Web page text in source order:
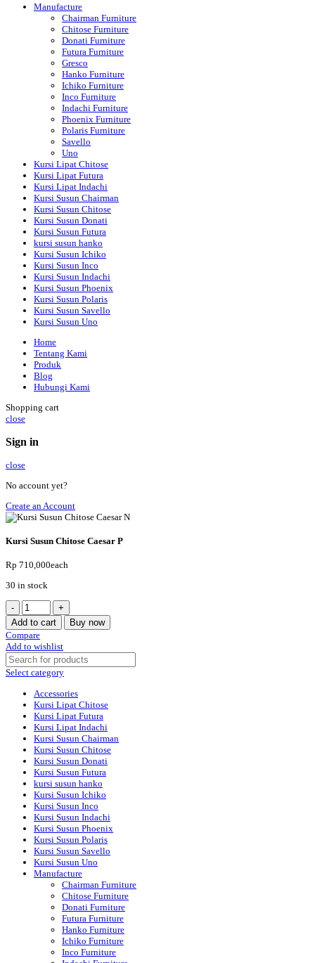
Manufacture
Chairman Furniture
Chitose Furniture
Donati Furniture
Futura Furniture
Gresco
Hanko Furniture
Ichiko Furniture
Inco Furniture
Indachi Furniture
Phoenix Furniture
Polaris Furniture
Savello
Uno
Kursi Lipat Chitose
Kursi Lipat Futura
Kursi Lipat Indachi
Kursi Susun Chairman
Kursi Susun Chitose
Kursi Susun Donati
Kursi Susun Futura
kursi susun hanko
Kursi Susun Ichiko
Kursi Susun Inco
Kursi Susun Indachi
Kursi Susun Phoenix
Kursi Susun Polaris
Kursi Susun Savello
Kursi Susun Uno
Home
Tentang Kami
Produk
Blog
Hubungi Kami
Shopping cart
close
Sign in
close
No account yet?
Create an Account
Kursi Susun Chitose Caesar P
Rp 710,000each
30 in stock
Kursi
Susun
Chitose
Caesar
P
quantity
Add to cart
Buy now
Compare
Add to wishlist
Select category
Accessories
Kursi Lipat Chitose
Kursi Lipat Futura
Kursi Lipat Indachi
Kursi Susun Chairman
Kursi Susun Chitose
Kursi Susun Donati
Kursi Susun Futura
kursi susun hanko
Kursi Susun Ichiko
Kursi Susun Inco
Kursi Susun Indachi
Kursi Susun Phoenix
Kursi Susun Polaris
Kursi Susun Savello
Kursi Susun Uno
Manufacture
Chairman Furniture
Chitose Furniture
Donati Furniture
Futura Furniture
Hanko Furniture
Ichiko Furniture
Inco Furniture